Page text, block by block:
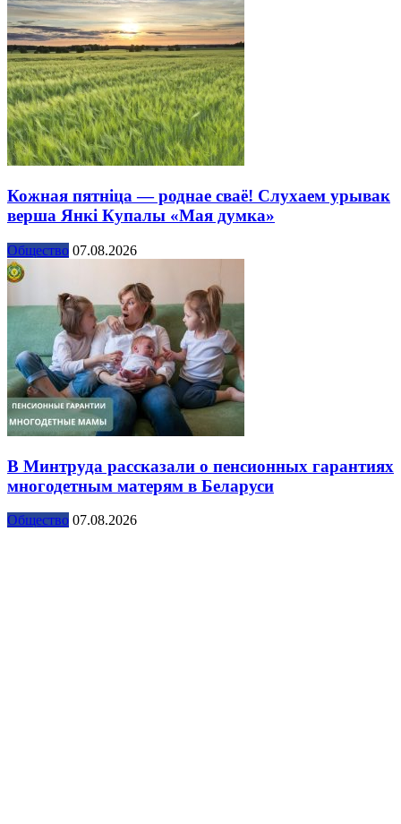
Кожная пятніца — роднае сваё! Слухаем урывак
верша Янкі Купалы «Мая думка»
Общество 07.08.2026
В Минтруда рассказали о пенсионных гарантиях
многодетным матерям в Беларуси
Общество 07.08.2026